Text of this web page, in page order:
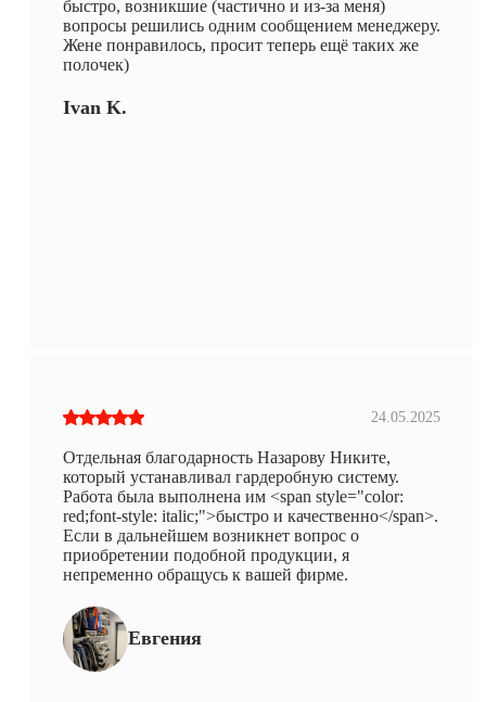
быстро, возникшие (частично и из-за меня)
вопросы решились одним сообщением менеджеру.
Жене понравилось, просит теперь ещё таких же
полочек)
Ivan K.
24.05.2025
Отдельная благодарность Назарову Никите,
который устанавливал гардеробную систему.
Работа была выполнена им <span style="color:
red;font-style: italic;">быстро и качественно</span>.
Если в дальнейшем возникнет вопрос о
приобретении подобной продукции, я
непременно обращусь к вашей фирме.
Евгения